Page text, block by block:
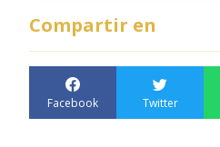
Compartir en
Facebook Twitter